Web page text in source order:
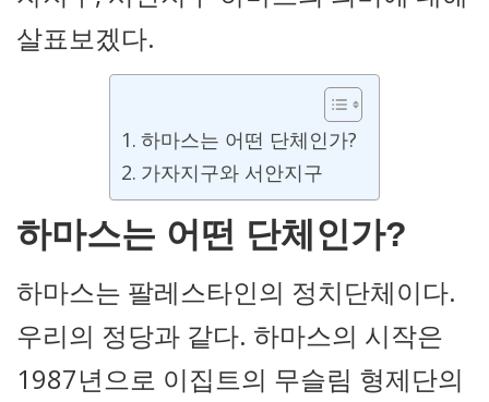
살표보겠다.
하마스는 어떤 단체인가?
가자지구와 서안지구
하마스는 어떤 단체인가?
하마스는 팔레스타인의 정치단체이다.
우리의 정당과 같다. 하마스의 시작은
1987년으로 이집트의 무슬림 형제단의